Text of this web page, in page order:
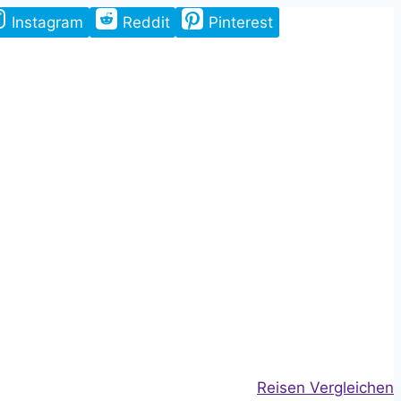
Instagram Reddit Pinterest
Reisen Vergleichen